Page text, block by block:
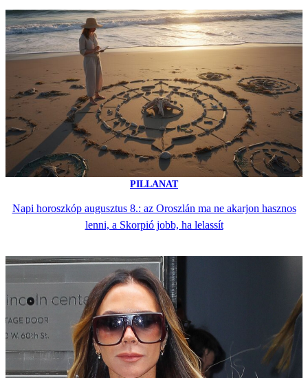
PILLANAT
Napi horoszkóp augusztus 8.: az Oroszlán ma ne akarjon hasznos
lenni, a Skorpió jobb, ha lelassít